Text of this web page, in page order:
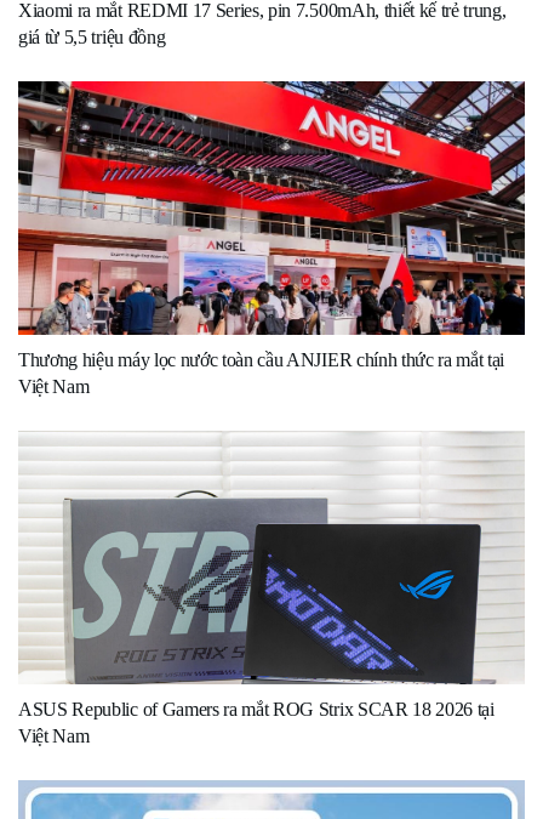
Xiaomi ra mắt REDMI 17 Series, pin 7.500mAh, thiết kế trẻ trung,
giá từ 5,5 triệu đồng
Thương hiệu máy lọc nước toàn cầu ANJIER chính thức ra mắt tại
Việt Nam
ASUS Republic of Gamers ra mắt ROG Strix SCAR 18 2026 tại
Việt Nam